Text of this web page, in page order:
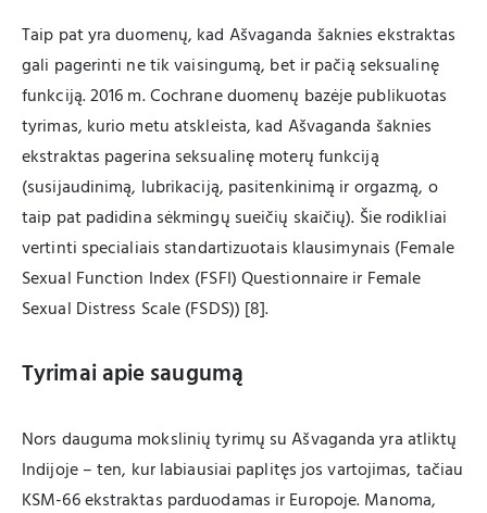
Taip pat yra duomenų, kad Ašvaganda šaknies ekstraktas
gali pagerinti ne tik vaisingumą, bet ir pačią seksualinę
funkciją. 2016 m. Cochrane duomenų bazėje publikuotas
tyrimas, kurio metu atskleista, kad Ašvaganda šaknies
ekstraktas pagerina seksualinę moterų funkciją
(susijaudinimą, lubrikaciją, pasitenkinimą ir orgazmą, o
taip pat padidina sėkmingų sueičių skaičių). Šie rodikliai
vertinti specialiais standartizuotais klausimynais (Female
Sexual Function Index (FSFI) Questionnaire ir Female
Sexual Distress Scale (FSDS)) [8].
Tyrimai apie saugumą
Nors dauguma mokslinių tyrimų su Ašvaganda yra atliktų
Indijoje – ten, kur labiausiai paplitęs jos vartojimas, tačiau
KSM-66 ekstraktas parduodamas ir Europoje. Manoma,